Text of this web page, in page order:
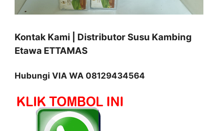
Kontak Kami | Distributor Susu Kambing
Etawa ETTAMAS
Hubungi VIA WA 08129434564